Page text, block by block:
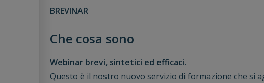
BREVINAR
Che cosa sono
Webinar brevi, sintetici ed efficaci.
Questo è il nostro nuovo servizio di formazione che si